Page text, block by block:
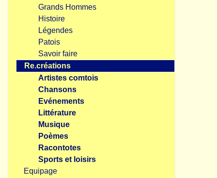
Grands Hommes
Histoire
Légendes
Patois
Savoir faire
Re.créations
Artistes comtois
Chansons
Evénements
Littérature
Musique
Poèmes
Racontotes
Sports et loisirs
Equipage